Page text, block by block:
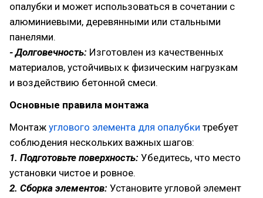
опалубки и может использоваться в сочетании с
алюминиевыми, деревянными или стальными
панелями.
- Долговечность: Изготовлен из качественных
материалов, устойчивых к физическим нагрузкам
и воздействию бетонной смеси.
Основные правила монтажа
Монтаж углового элемента для опалубки требует
соблюдения нескольких важных шагов:
1. Подготовьте поверхность: Убедитесь, что место
установки чистое и ровное.
2. Сборка элементов: Установите угловой элемент